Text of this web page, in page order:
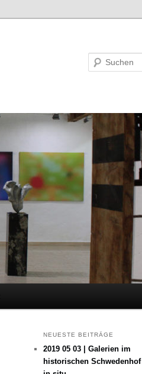
NEUESTE BEITRÄGE
2019 05 03 | Galerien im
historischen Schwedenhof |